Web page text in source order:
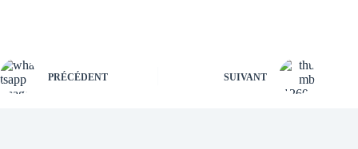
PRÉCÉDENT SUIVANT